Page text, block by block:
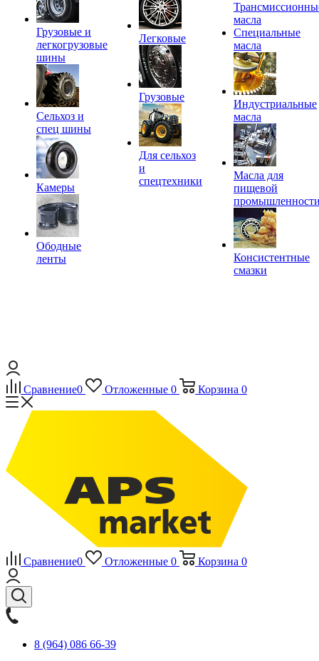
Грузовые и
легкогрузовые
шины
Сельхоз и
спец шины
Камеры
Ободные
ленты
Легковые
Грузовые
Для сельхоз
и
спецтехники
масла
Специальные
масла
Индустриальные
масла
Масла для
пищевой
Консистентные
смазки
Сравнение0 Отложенные 0 Корзина 0
Сравнение0 Отложенные 0 Корзина 0
8 (964) 086 66-39